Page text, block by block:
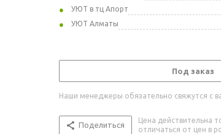
УЮТ в тц Апорт
УЮТ Алматы
Под заказ
Наши менеджеры обязательно свяжутся с
Поделиться
Цена действительна
отличаться от цен в